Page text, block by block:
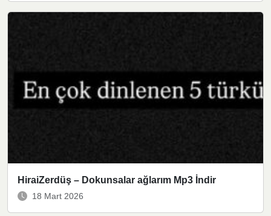
HiraiZerdüş – Dokunsalar ağlarım Mp3 İndir
18 Mart 2026